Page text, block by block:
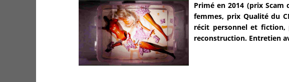
Primé en 2014 (prix
femmes, prix Qualité du
récit personnel et fiction,
reconstruction. Entretien